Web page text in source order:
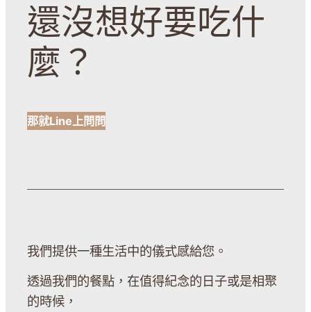
還沒想好要吃什
麼？
那就Line上問問
我們提供一種生活中的儀式感給您。
透過我們的餐點，在值得紀念的日子或是相聚
的時候，